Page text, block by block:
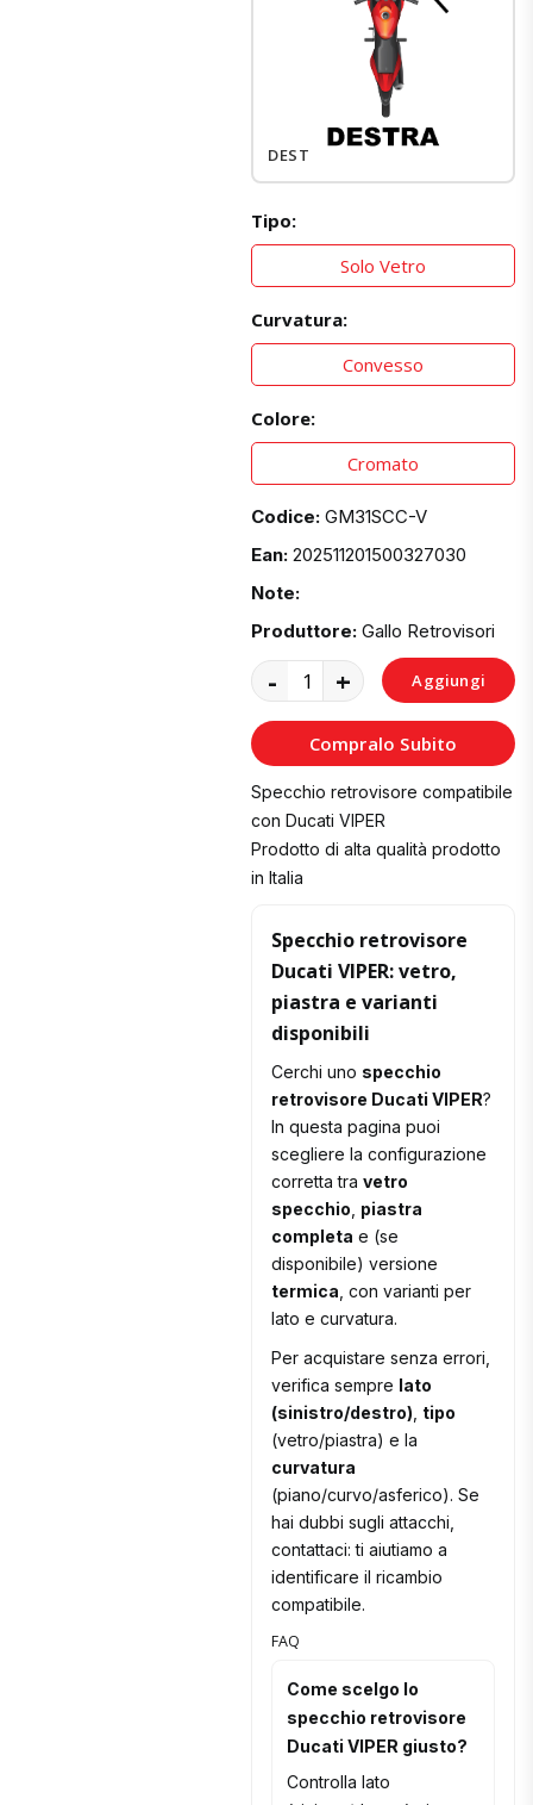
DESTRO
Tipo:
Solo Vetro
Curvatura:
Convesso
Colore:
Cromato
Codice: GM31SCC-V
Ean: 202511201500327030
Note:
Produttore: Gallo Retrovisori
- + Aggiungi
al
Carrello
Compralo Subito
Specchio retrovisore compatibile
con Ducati VIPER
Prodotto di alta qualità prodotto
in Italia
Specchio retrovisore
Ducati VIPER: vetro,
piastra e varianti
disponibili
Cerchi uno specchio
retrovisore Ducati VIPER?
In questa pagina puoi
scegliere la configurazione
corretta travetro
specchio piastra
completa e (se
disponibile) versione
termica , con varianti per
lato e curvatura.
Per acquistare senza errori,
verifica sempre lato
(sinistro/destro) tipo
(vetro/piastra) e la
curvatura
(piano/curvo/asferico). Se
hai dubbi sugli attacchi,
contattaci: ti aiutiamo a
identificare il ricambio
compatibile.
FAQ
Come scelgo lo
specchio retrovisore
Ducati VIPER giusto?
Controlla lato